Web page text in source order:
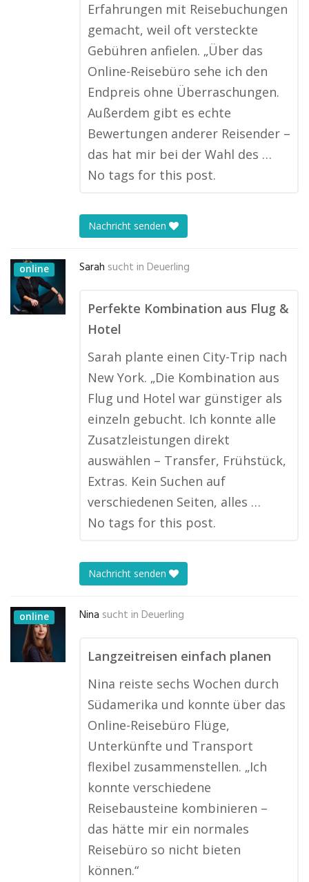
Erfahrungen mit Reisebuchungen
gemacht, weil oft versteckte
Gebühren anfielen. „Über das
Online-Reisebüro sehe ich den
Endpreis ohne Überraschungen.
Außerdem gibt es echte
Bewertungen anderer Reisender –
das hat mir bei der Wahl des …
No tags for this post.
Nachricht senden
online Sarah sucht in Deuerling
Perfekte Kombination aus Flug &
Hotel
Sarah plante einen City-Trip nach
New York. „Die Kombination aus
Flug und Hotel war günstiger als
einzeln gebucht. Ich konnte alle
Zusatzleistungen direkt
auswählen – Transfer, Frühstück,
Extras. Kein Suchen auf
verschiedenen Seiten, alles …
No tags for this post.
Nachricht senden
online Nina sucht in Deuerling
Langzeitreisen einfach planen
Nina reiste sechs Wochen durch
Südamerika und konnte über das
Online-Reisebüro Flüge,
Unterkünfte und Transport
flexibel zusammenstellen. „Ich
konnte verschiedene
Reisebausteine kombinieren –
das hätte mir ein normales
Reisebüro so nicht bieten
können.“